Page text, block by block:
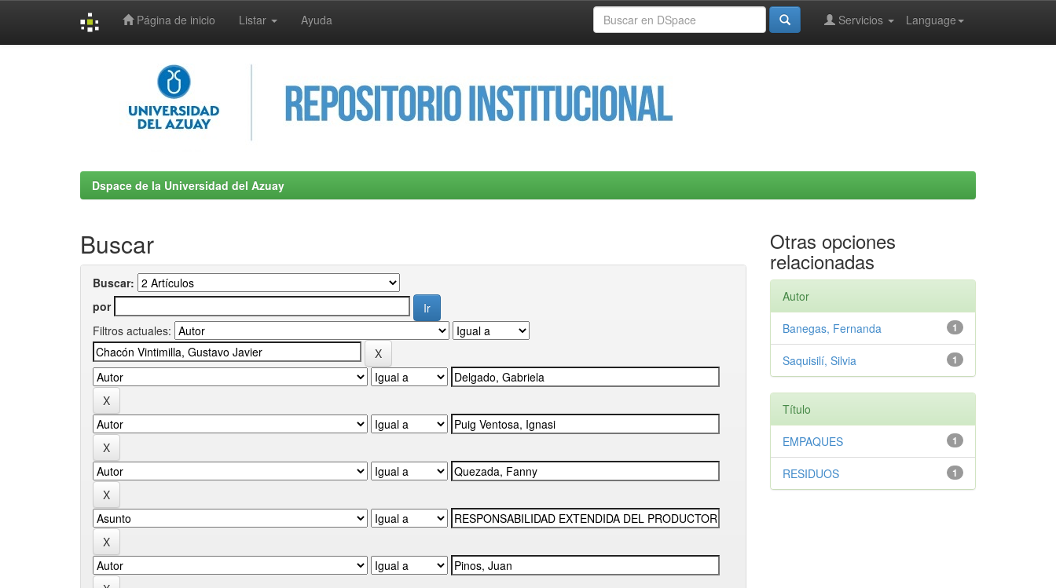
Página de inicio Listar Ayuda Language
Servicios
Dspace de la Universidad del Azuay
Buscar
Buscar:
por
Filtros actuales:
Otras opciones
relacionadas
Autor
1
Banegas, Fernanda
1
Saquisilí, Silvia
Título
1
EMPAQUES
1
RESIDUOS